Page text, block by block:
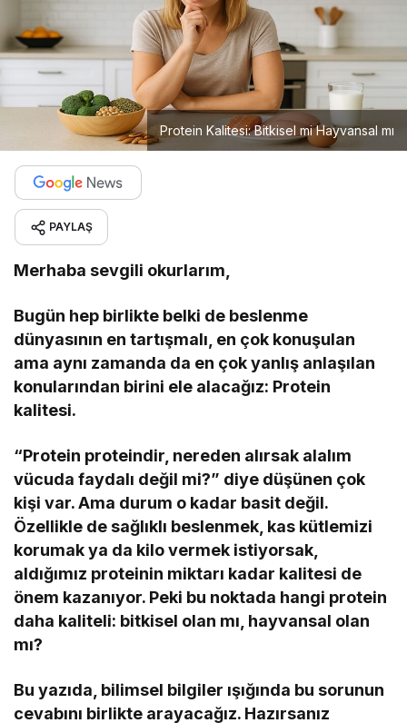
Protein Kalitesi: Bitkisel mi Hayvansal mı
PAYLAŞ
Merhaba sevgili okurlarım,
Bugün hep birlikte belki de beslenme
dünyasının en tartışmalı, en çok konuşulan
ama aynı zamanda da en çok yanlış anlaşılan
konularından birini ele alacağız: Protein
kalitesi.
“Protein proteindir, nereden alırsak alalım
vücuda faydalı değil mi?” diye düşünen çok
kişi var. Ama durum o kadar basit değil.
Özellikle de sağlıklı beslenmek, kas kütlemizi
korumak ya da kilo vermek istiyorsak,
aldığımız proteinin miktarı kadar kalitesi de
önem kazanıyor. Peki bu noktada hangi protein
daha kaliteli: bitkisel olan mı, hayvansal olan
mı?
Bu yazıda, bilimsel bilgiler ışığında bu sorunun
cevabını birlikte arayacağız. Hazırsanız